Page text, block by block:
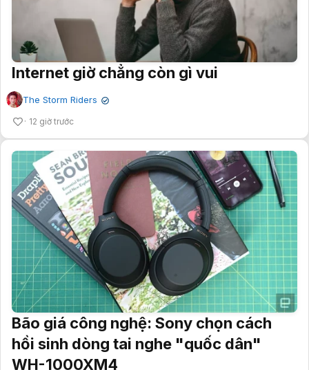
Internet giờ chẳng còn gì vui
The Storm Riders ✔
12 giờ trước
Bão giá công nghệ: Sony chọn cách
hồi sinh dòng tai nghe "quốc dân"
WH-1000XM4